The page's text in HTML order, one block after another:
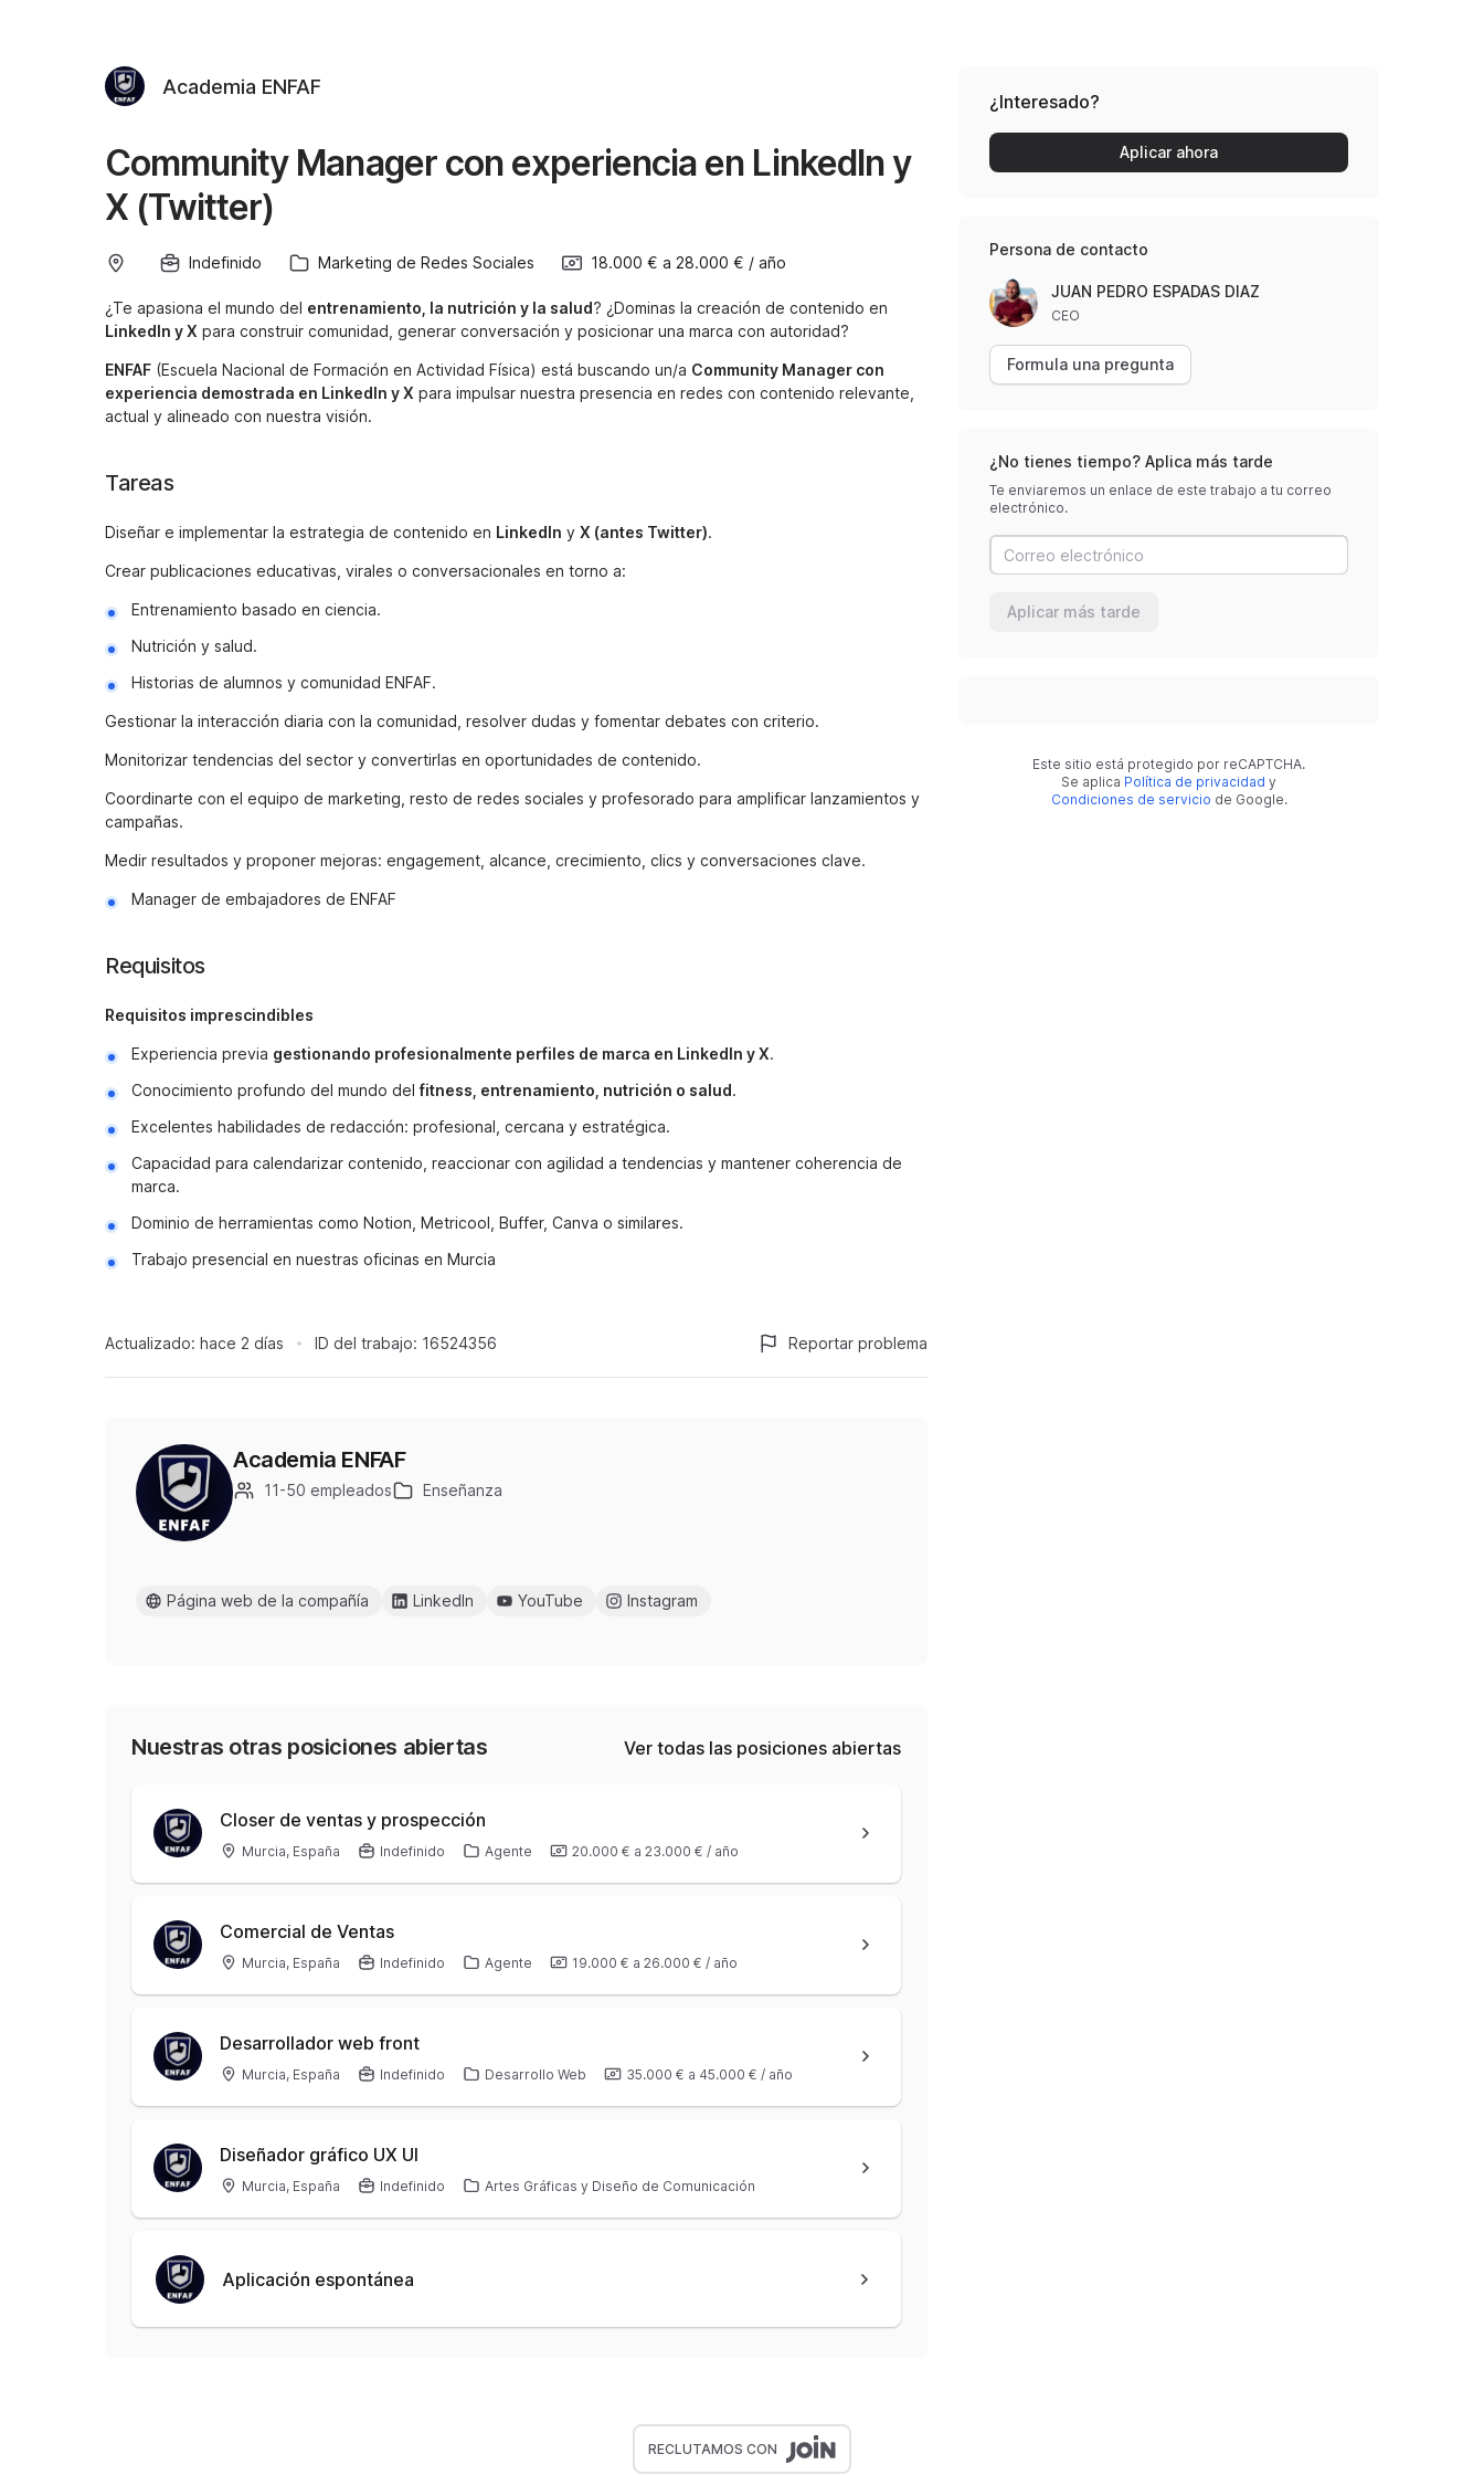
Academia ENFAF
Community Manager con experiencia en LinkedIn y
X (Twitter)
Indefinido Marketing de Redes Sociales 18.000 € a 28.000 € / año
¿Te apasiona el mundo del entrenamiento, la nutrición y la salud? ¿Dominas la creación de contenido en
LinkedIn y X para construir comunidad, generar conversación y posicionar una marca con autoridad?
ENFAF (Escuela Nacional de Formación en Actividad Física) está buscando un/a Community Manager con
experiencia demostrada en LinkedIn y X para impulsar nuestra presencia en redes con contenido relevante,
actual y alineado con nuestra visión.
Tareas
Diseñar e implementar la estrategia de contenido en LinkedIn y X (antes Twitter).
Crear publicaciones educativas, virales o conversacionales en torno a:
Entrenamiento basado en ciencia.
Nutrición y salud.
Historias de alumnos y comunidad ENFAF.
Gestionar la interacción diaria con la comunidad, resolver dudas y fomentar debates con criterio.
Monitorizar tendencias del sector y convertirlas en oportunidades de contenido.
Coordinarte con el equipo de marketing, resto de redes sociales y profesorado para amplificar lanzamientos y
campañas.
Medir resultados y proponer mejoras: engagement, alcance, crecimiento, clics y conversaciones clave.
Manager de embajadores de ENFAF
Requisitos
Requisitos imprescindibles
Experiencia previa gestionando profesionalmente perfiles de marca en LinkedIn y X.
Conocimiento profundo del mundo delfitness, entrenamiento, nutrición o salud.
Excelentes habilidades de redacción: profesional, cercana y estratégica.
Capacidad para calendarizar contenido, reaccionar con agilidad a tendencias y mantener coherencia de
marca.
Dominio de herramientas como Notion, Metricool, Buffer, Canva o similares.
Trabajo presencial en nuestras oficinas en Murcia
Actualizado: hace 2 días ID del trabajo: 16524356 Reportar problema
Academia ENFAF
11-50 empleados Enseñanza
Página web de la compañía LinkedIn YouTube Instagram
Nuestras otras posiciones abiertas Ver todas las posiciones abiertas
Closer de ventas y prospección
Murcia, España Indefinido Agente 20.000 € a 23.000 € / año
Comercial de Ventas
Murcia, España Indefinido Agente 19.000 € a 26.000 € / año
Desarrollador web front
Murcia, España Indefinido Desarrollo Web 35.000 € a 45.000 € / año
Diseñador gráfico UX UI
Murcia, España Indefinido Artes Gráficas y Diseño de Comunicación
Aplicación espontánea
¿Interesado?
Aplicar ahora
Persona de contacto
JUAN PEDRO ESPADAS DIAZ
CEO
Formula una pregunta
¿No tienes tiempo? Aplica más tarde
Te enviaremos un enlace de este trabajo a tu correo
electrónico.
Aplicar más tarde
Este sitio está protegido por reCAPTCHA.
Se aplica Política de privacidad y
Condiciones de servicio de Google.
RECLUTAMOS CON